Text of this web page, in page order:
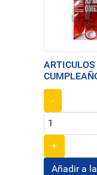
-
+